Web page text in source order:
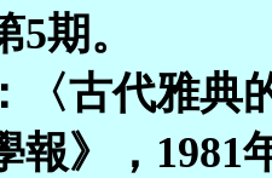
5期。
〈古代雅典
報》，1981